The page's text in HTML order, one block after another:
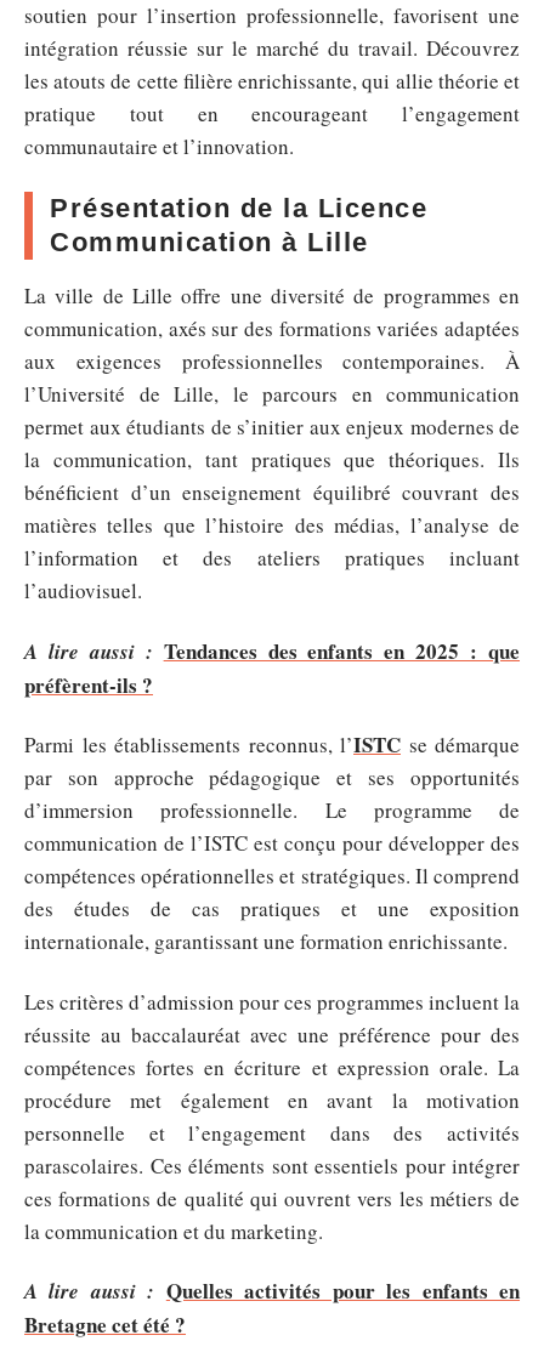
soutien pour l’insertion professionnelle, favorisent une
intégration réussie sur le marché du travail. Découvrez
les atouts de cette filière enrichissante, qui allie théorie et
pratique tout en encourageant l’engagement
communautaire et l’innovation.
Présentation de la Licence
Communication à Lille
La ville de Lille offre une diversité de programmes en
communication, axés sur des formations variées adaptées
aux exigences professionnelles contemporaines. À
l’Université de Lille, le parcours en communication
permet aux étudiants de s’initier aux enjeux modernes de
la communication, tant pratiques que théoriques. Ils
bénéficient d’un enseignement équilibré couvrant des
matières telles que l’histoire des médias, l’analyse de
l’information et des ateliers pratiques incluant
l’audiovisuel.
A lire aussi : Tendances des enfants en 2025 : que
préfèrent-ils ?
Parmi les établissements reconnus, l’ISTC se démarque
par son approche pédagogique et ses opportunités
d’immersion professionnelle. Le programme de
communication de l’ISTC est conçu pour développer des
compétences opérationnelles et stratégiques. Il comprend
des études de cas pratiques et une exposition
internationale, garantissant une formation enrichissante.
Les critères d’admission pour ces programmes incluent la
réussite au baccalauréat avec une préférence pour des
compétences fortes en écriture et expression orale. La
procédure met également en avant la motivation
personnelle et l’engagement dans des activités
parascolaires. Ces éléments sont essentiels pour intégrer
ces formations de qualité qui ouvrent vers les métiers de
la communication et du marketing.
A lire aussi : Quelles activités pour les enfants en
Bretagne cet été ?